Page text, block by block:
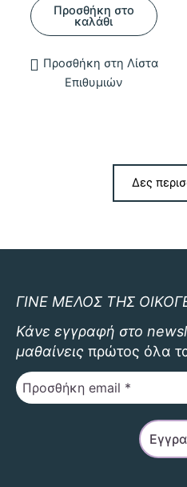
Προσθήκη στο
καλάθι
Προσθήκη στη Λίστα
Επιθυμιών
Δες
ΓΙΝΕ ΜΕΛΟΣ ΤΗΣ
Κάνε εγγραφή στο
μαθαίνεις πρώτος όλα